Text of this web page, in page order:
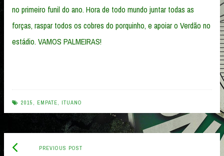
no primeiro funil do ano. Hora de todo mundo juntar todas as
forças, raspar todos os cobres do porquinho, e apoiar o Verdão no
estádio. VAMOS PALMEIRAS!
2015 , EMPATE, ITUANO
Post
PREVIOUS POSTPrevious